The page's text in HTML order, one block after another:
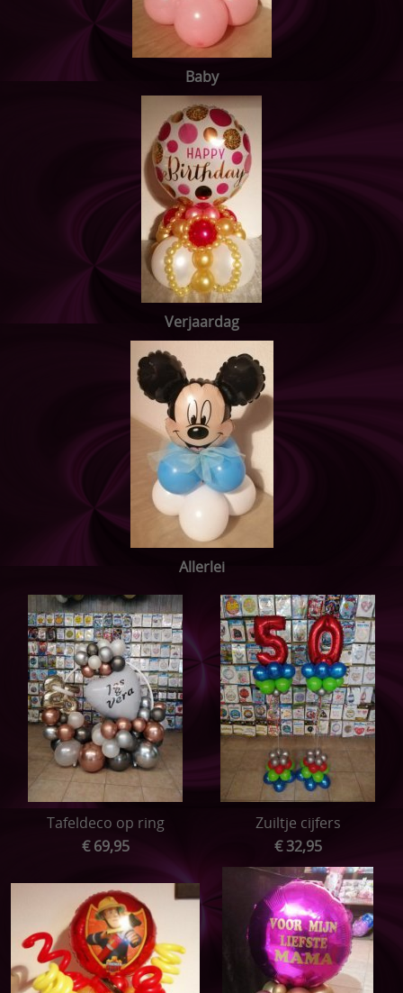
ONTBIJTMANDEN
Baby
Verjaardag
Allerlei
Tafeldeco op ring
€ 69,95
Zuiltje cijfers
€ 32,95